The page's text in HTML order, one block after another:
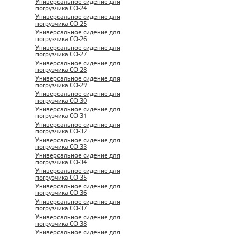
Универсальное сидение для
погрузчика CO-24
Универсальное сидение для
погрузчика CO-25
Универсальное сидение для
погрузчика CO-26
Универсальное сидение для
погрузчика CO-27
Универсальное сидение для
погрузчика CO-28
Универсальное сидение для
погрузчика CO-29
Универсальное сидение для
погрузчика CO-30
Универсальное сидение для
погрузчика CO-31
Универсальное сидение для
погрузчика CO-32
Универсальное сидение для
погрузчика CO-33
Универсальное сидение для
погрузчика CO-34
Универсальное сидение для
погрузчика CO-35
Универсальное сидение для
погрузчика CO-36
Универсальное сидение для
погрузчика CO-37
Универсальное сидение для
погрузчика CO-38
Универсальное сидение для